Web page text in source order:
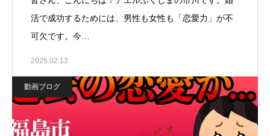
活で成功するためには、男性も女性も「恋愛力」が不
可欠です。今…
2025.02.13
動画ブログ